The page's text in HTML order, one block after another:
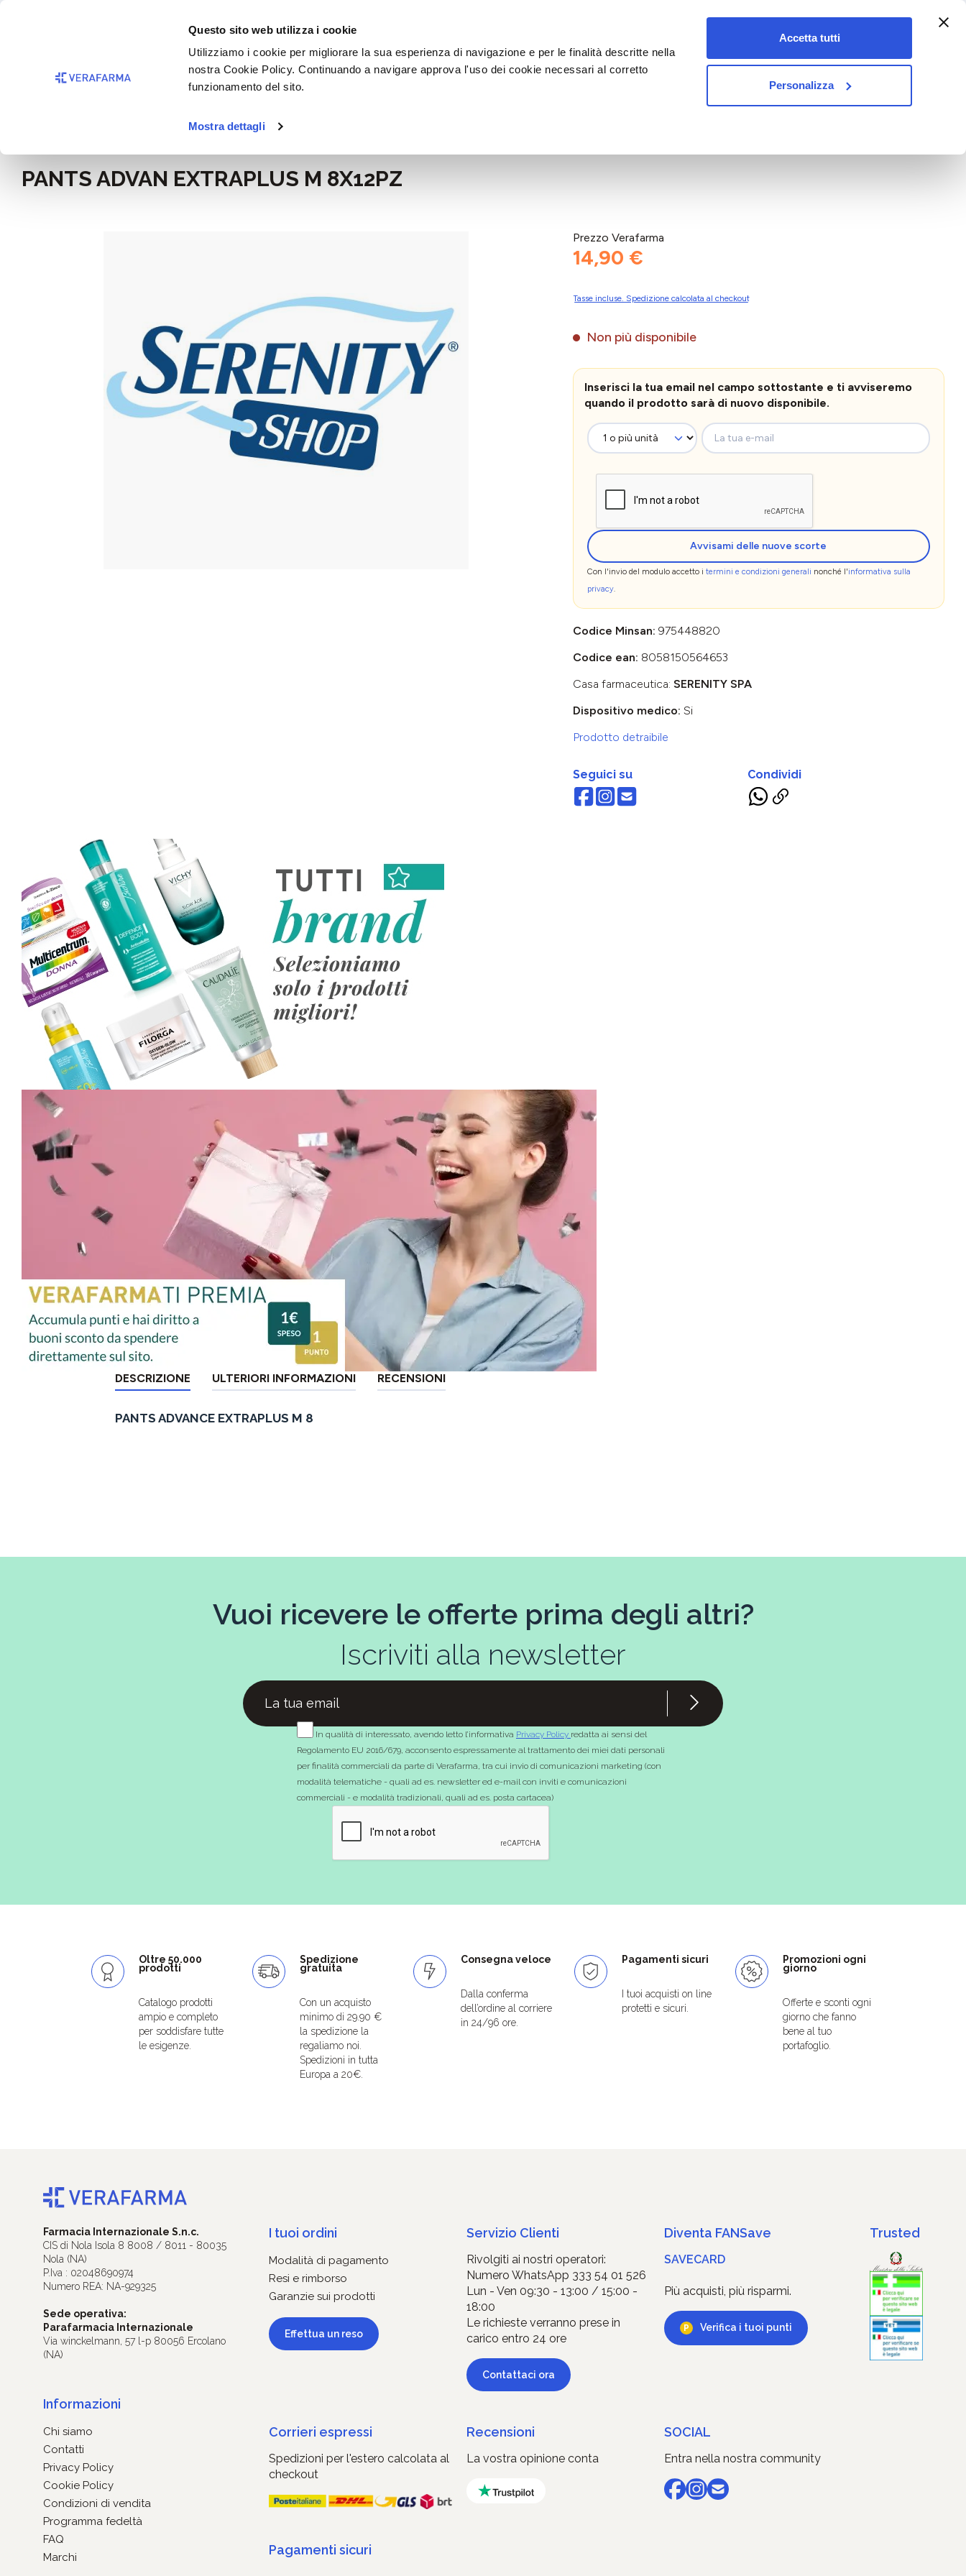
Questo sito web utilizza i cookie
Utilizziamo i cookie per migliorare la sua esperienza di navigazione e per le finalità descritte nella
nostra Cookie Policy. Continuando a navigare approva l'uso dei cookie necessari al corretto
funzionamento del sito.
Mostra dettagli
Accetta tutti
Personalizza
Passa alla navigazione principale
vet&pet
PANTS ADVAN EXTRAPLUS M 8X12PZ
Prezzo Verafarma
14,90 €
Tasse incluse. Spedizione calcolata al checkout
Non più disponibile
Inserisci la tua email nel campo sottostante e ti avviseremo
quando il prodotto sarà di nuovo disponibile.
La tua e-mail
Avvisami delle nuove scorte
Con l'invio del modulo accetto i termini e condizioni generali nonché l'informativa sulla
privacy.
Codice Minsan: 975448820
Codice ean: 8058150564653
Casa farmaceutica: SERENITY SPA
Dispositivo medico: Si
Prodotto detraibile
Seguici su Condividi
DESCRIZIONE ULTERIORI INFORMAZIONI RECENSIONI
PANTS ADVANCE EXTRAPLUS M 8
Vuoi ricevere le offerte prima degli altri?
Iscriviti alla newsletter
In qualità di interessato, avendo letto l’informativa Privacy Policy redatta ai sensi del
Regolamento EU 2016/679, acconsento espressamente al trattamento dei miei dati personali
per finalità commerciali da parte di Verafarma, tra cui invio di comunicazioni marketing (con
modalità telematiche - quali ad es. newsletter ed e-mail con inviti e comunicazioni
commerciali - e modalità tradizionali, quali ad es. posta cartacea)
Oltre 50.000
prodotti
Catalogo prodotti
ampio e completo
per soddisfare tutte
le esigenze.
Spedizione
gratuita
Con un acquisto
minimo di 29.90 €
la spedizione la
regaliamo noi.
Spedizioni in tutta
Europa a 20€.
Consegna veloce
Dalla conferma
dell’ordine al corriere
in 24/96 ore.
Pagamenti sicuri
I tuoi acquisti on line
protetti e sicuri.
Promozioni ogni
giorno
Offerte e sconti ogni
giorno che fanno
bene al tuo
portafoglio.
Farmacia Internazionale S.n.c.
CIS di Nola Isola 8 8008 / 8011 - 80035
Nola (NA)
P.Iva : 02048690974
Numero REA: NA-929325
Sede operativa:
Parafarmacia Internazionale
Via winckelmann, 57 l-p 80056 Ercolano
(NA)
Informazioni
Chi siamo
Contatti
Privacy Policy
Cookie Policy
Condizioni di vendita
Programma fedeltà
FAQ
Marchi
I tuoi ordini
Modalità di pagamento
Resi e rimborso
Garanzie sui prodotti
Effettua un reso
Servizio Clienti
Rivolgiti ai nostri operatori:
Numero WhatsApp 333 54 01 526
Lun - Ven 09:30 - 13:00 / 15:00 -
18:00
Le richieste verranno prese in
carico entro 24 ore
Contattaci ora
Diventa FANSave
SAVECARD
Più acquisti, più risparmi.
Verifica i tuoi punti
Corrieri espressi
Spedizioni per l'estero calcolata al
checkout
Recensioni
La vostra opinione conta
SOCIAL
Entra nella nostra community
Pagamenti sicuri
Trusted